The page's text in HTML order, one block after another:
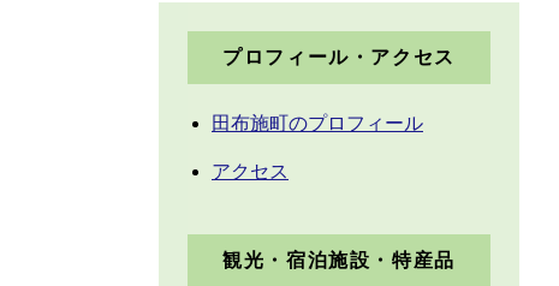
プロフィール・アクセス
田布施町のプロフィール
アクセス
観光・宿泊施設・特産品